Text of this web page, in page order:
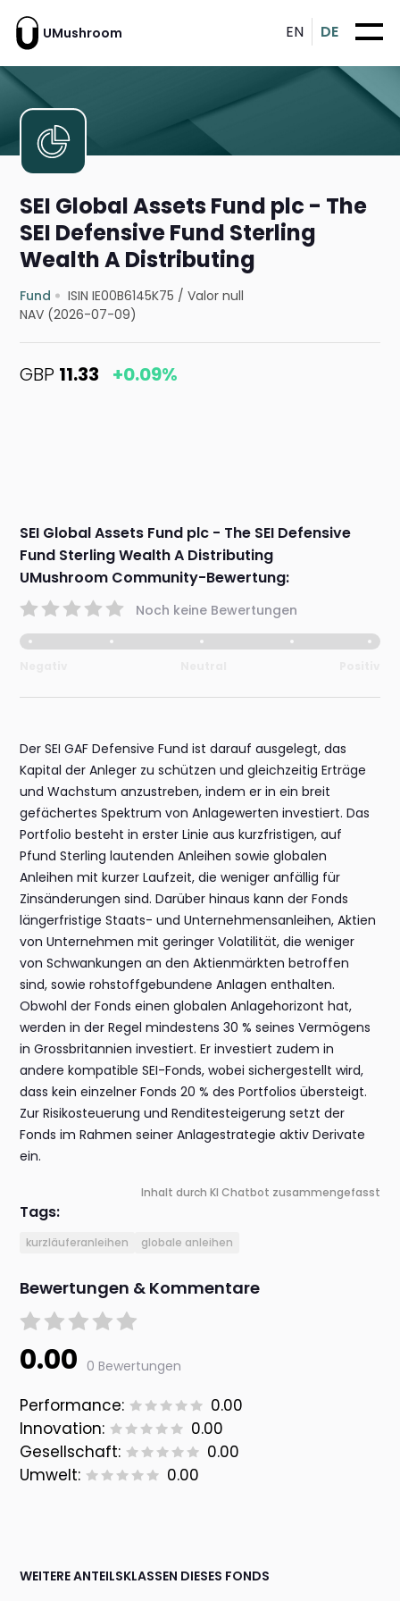
UMushroom EN DE
SEI Global Assets Fund plc - The
SEI Defensive Fund Sterling
Wealth A Distributing
Fund ISIN IE00B6145K75 /Valor null
NAV (2026-07-09)
GBP 11.33 +0.09%
SEI Global Assets Fund plc - The SEI Defensive
Fund Sterling Wealth A Distributing
UMushroom Community-Bewertung:
Noch keine Bewertungen
Der SEI GAF Defensive Fund ist darauf ausgelegt, das
Kapital der Anleger zu schützen und gleichzeitig Erträge
und Wachstum anzustreben, indem er in ein breit
gefächertes Spektrum von Anlagewerten investiert. Das
Portfolio besteht in erster Linie aus kurzfristigen, auf
Pfund Sterling lautenden Anleihen sowie globalen
Anleihen mit kurzer Laufzeit, die weniger anfällig für
Zinsänderungen sind. Darüber hinaus kann der Fonds
längerfristige Staats- und Unternehmensanleihen, Aktien
von Unternehmen mit geringer Volatilität, die weniger
von Schwankungen an den Aktienmärkten betroffen
sind, sowie rohstoffgebundene Anlagen enthalten.
Obwohl der Fonds einen globalen Anlagehorizont hat,
werden in der Regel mindestens 30 % seines Vermögens
in Grossbritannien investiert. Er investiert zudem in
andere kompatible SEI-Fonds, wobei sichergestellt wird,
dass kein einzelner Fonds 20 % des Portfolios übersteigt.
Zur Risikosteuerung und Renditesteigerung setzt der
Fonds im Rahmen seiner Anlagestrategie aktiv Derivate
ein.
Inhalt durch KI Chatbot zusammengefasst
Tags:
kurzläuferanleihen globale anleihen
Bewertungen & Kommentare
0.00 0 Bewertungen
Performance:
0.00
Innovation:
0.00
Gesellschaft:
0.00
Umwelt:
0.00
WEITERE ANTEILSKLASSEN DIESES FONDS